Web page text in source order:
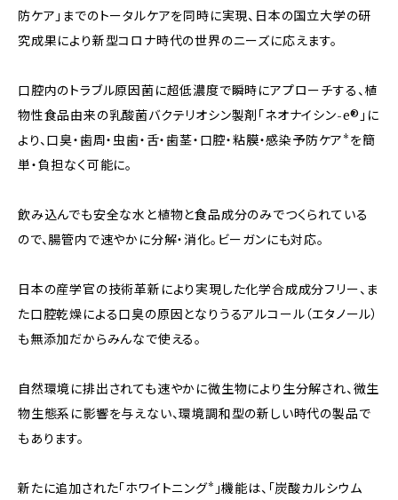
防ケア」までのトータルケアを同時に実現、日本の国立大学の研
究成果により新型コロナ時代の世界のニーズに応えます。
口腔内のトラブル原因菌に超低濃度で瞬時にアプローチする、植
物性食品由来の乳酸菌バクテリオシン製剤「ネオナイシン-e®」に
より、口臭・歯周・虫歯・舌・歯茎・口腔・粘膜・感染予防ケア*を簡
単・負担なく可能に。
飲み込んでも安全な水と植物と食品成分のみでつくられている
ので、腸管内で速やかに分解・消化。ビーガンにも対応。
日本の産学官の技術革新により実現した化学合成成分フリー、ま
た口腔乾燥による口臭の原因となりうるアルコール（エタノール）
も無添加だからみんなで使える。
自然環境に排出されても速やかに微生物により生分解され、微生
物生態系に影響を与えない、環境調和型の新しい時代の製品で
もあります。
新たに追加された「ホワイトニング*」機能は、「炭酸カルシウム